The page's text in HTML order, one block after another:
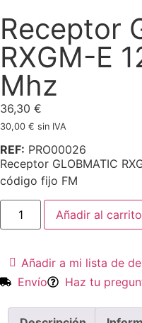
Receptor
RXGM-E
Mhz
36,30 €
30,00 € sin IVA
REF: PRO00026
Receptor GLOBMATIC
código fijo FM
Añadir al carrito
Añadir a mi lista de
Envío
Haz tu